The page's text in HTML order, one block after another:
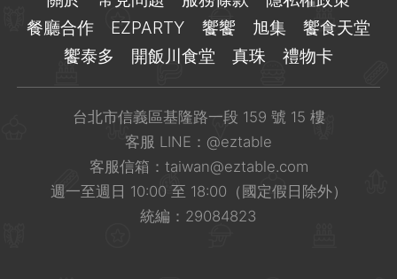
餐廳合作
EZPARTY 饗饗 旭集
饗食天堂
饗泰多
開飯川食堂 真珠 禮物卡
台北市信義區基隆路一段 159 號 15 樓
客服 LINE： @eztable
客服信箱： taiwan@eztable.com
週一至週日 10:00 至 18:00（國定假日除外）
統編：29084823